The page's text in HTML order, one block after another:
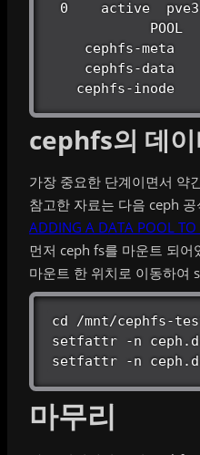
cephfs-inode
cephfs의 데
가장 중요한 단계이면서 약
참고한 자료는 다음 ceph
ADDING A DATA POOL TO
먼저 ceph fs를 마운트 되어
마운트 한 위치로 이동하여
cd /mnt/cephfs-
setfattr -n
setfattr -n
마무리